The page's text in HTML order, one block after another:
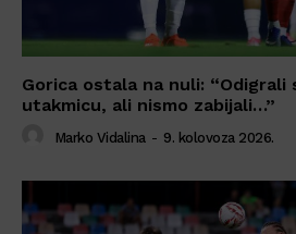
Gorica ostala na nuli: “Odigrali
utakmicu, ali nismo zabijali…”
Marko Vidalina - 9. kolovoza 2026.